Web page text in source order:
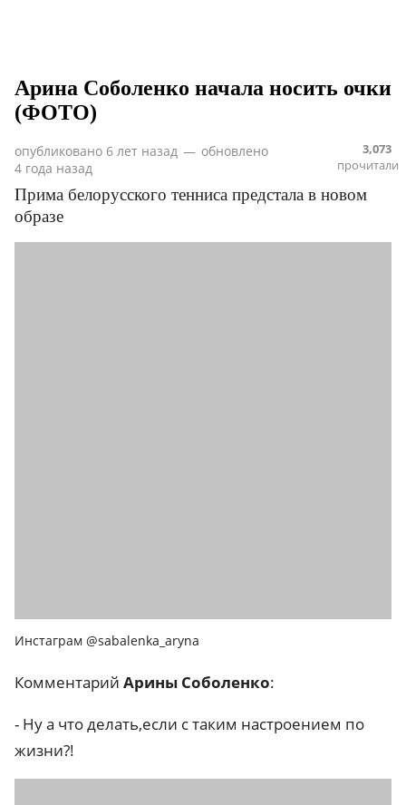
Арина Соболенко начала носить очки
(ФОТО)
опубликовано 6 лет назад — обновлено
4 года назад
3,073
прочитали
Прима белорусского тенниса предстала в новом
образе
Инстаграм @sabalenka_aryna
Комментарий Арины Соболенко:
- Ну а что делать,если с таким настроением по
жизни?!